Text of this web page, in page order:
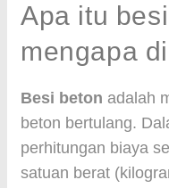
Apa itu
mengapa
Besi beton adalah
beton bertulang.
perhitungan biaya
satuan berat